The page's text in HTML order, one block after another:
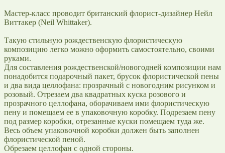
Мастер-класс проводит британский флорист-дизайнер Нейл
Виттакер (Neil Whittaker).
Такую стильную рождественскую флористическую
композицию легко можно оформить самостоятельно, своими
руками.
Для составления рождественской/новогодней композиции нам
понадобится подарочный пакет, брусок флористической пены
и два вида целлофана: прозрачный с новогодним рисунком и
розовый. Отрезаем два квадратных куска розового и
прозрачного целлофана, оборачиваем ими флористическую
пену и помещаем ее в упаковочную коробку. Подрезаем пену
под размер коробки, отрезанные куски помещаем туда же.
Весь объем упаковочной коробки должен быть заполнен
флористической пеной.
Обрезаем целлофан с одной стороны.